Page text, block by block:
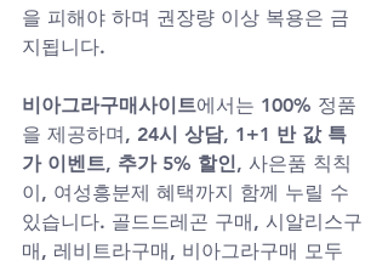
을 피해야 하며 권장량 이상 복용은 금
지됩니다.
비아그라구매사이트에서는 100% 정품
을 제공하며, 24시 상담, 1+1 반 값 특
가 이벤트, 추가 5% 할인, 사은품 칙칙
이, 여성흥분제 혜택까지 함께 누릴 수
있습니다. 골드드레곤 구매, 시알리스구
매, 레비트라구매, 비아그라구매 모두